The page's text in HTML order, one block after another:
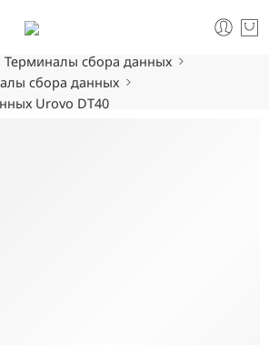
Терминалы сбора данных
сбора данных
Urovo DT40